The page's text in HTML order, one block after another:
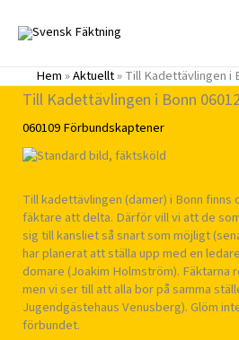
innehåll
Hem»Aktuellt»Till Kadettävlingen i
Till Kadettävlingen i Bonn
060109Förbundskaptener
Till kadettävlingen (damer) i Bonn
fäktare att delta. Därför vill vi att de
sig till kansliet så snart som möjligt
har planerat att ställa upp med en
domare (Joakim Holmström). Fäktarna
men vi ser till att alla bor på samma
Jugendgästehaus Venusberg). Glöm
förbundet.